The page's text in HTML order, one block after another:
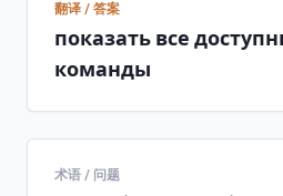
翻译 / 答案
показать все
команды
术语 / 问题